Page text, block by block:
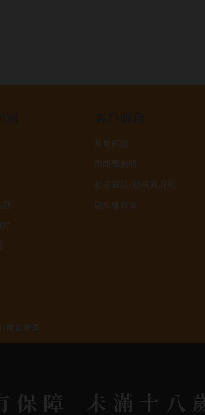
酒
禮盒專區
常見問題
詢問單說明
配送資訊/退換貨說明
隱私權政策
2026.All rights reserved.Designed By
保障 未滿十八